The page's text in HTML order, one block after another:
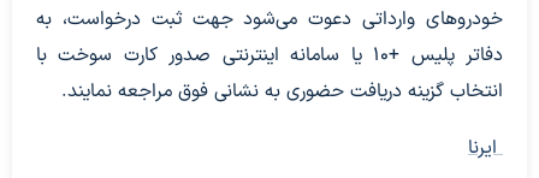
خودروهای وارداتی دعوت می‌شود جهت ثبت درخواست، به
دفاتر پلیس +۱۰ یا سامانه اینترنتی صدور کارت سوخت با
انتخاب گزینه دریافت حضوری به نشانی فوق مراجعه نمایند.
ایرنا